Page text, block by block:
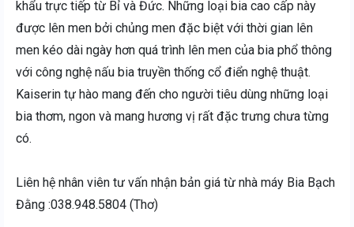
khẩu trực tiếp từ Bỉ và Đức. Những loại bia cao cấp này
được lên men bởi chủng men đặc biệt với thời gian lên
men kéo dài ngày hơn quá trình lên men của bia phổ thông
với công nghệ nấu bia truyền thống cổ điển nghệ thuật.
Kaiserin tự hào mang đến cho người tiêu dùng những loại
bia thơm, ngon và mang hương vị rất đặc trưng chưa từng
có.
Liên hệ nhân viên tư vấn nhận bản giá từ nhà máy Bia Bạch
Đằng :038.948.5804 (Thơ)